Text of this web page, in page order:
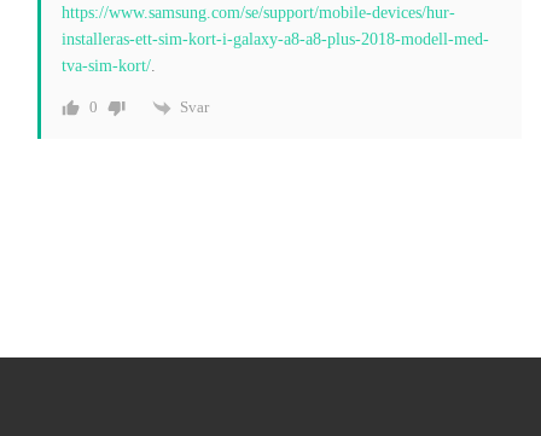
https://www.samsung.com/se/support/mobile-devices/hur-
installeras-ett-sim-kort-i-galaxy-a8-a8-plus-2018-modell-med-
tva-sim-kort/
0 Svar